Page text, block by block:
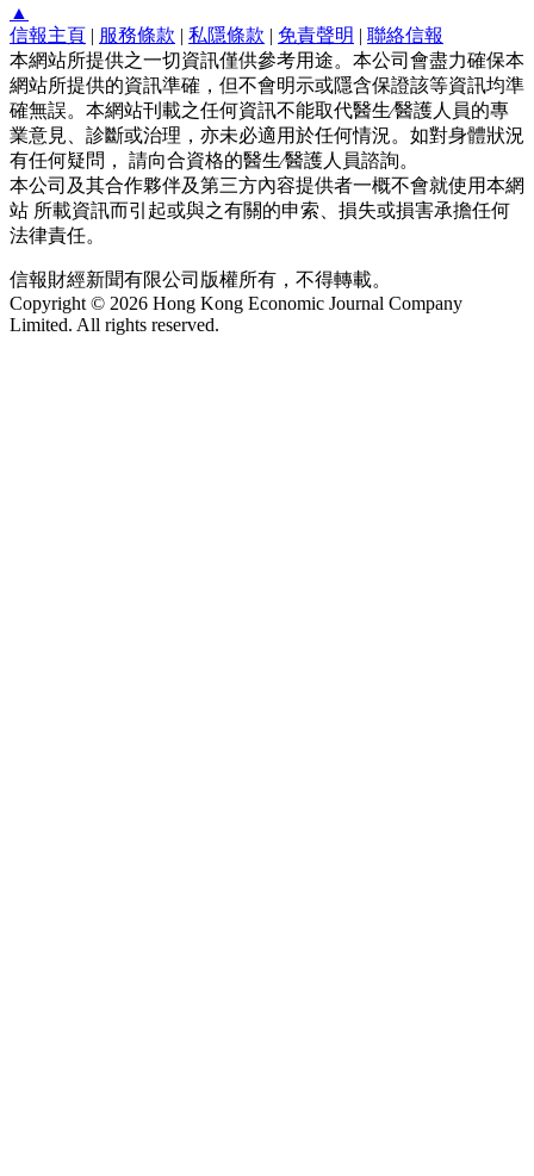
▲
信報主頁 | 服務條款 | 私隱條款 | 免責聲明 | 聯絡信報
本網站所提供之一切資訊僅供參考用途。本公司會盡力確保本
網站所提供的資訊準確，但不會明示或隱含保證該等資訊均準
確無誤。本網站刊載之任何資訊不能取代醫生∕醫護人員的專
業意見、診斷或治理，亦未必適用於任何情況。如對身體狀況
有任何疑問， 請向合資格的醫生∕醫護人員諮詢。
本公司及其合作夥伴及第三方內容提供者一概不會就使用本網
站 所載資訊而引起或與之有關的申索、損失或損害承擔任何
法律責任。
信報財經新聞有限公司版權所有，不得轉載。
Copyright © 2026 Hong Kong Economic Journal Company
Limited. All rights reserved.